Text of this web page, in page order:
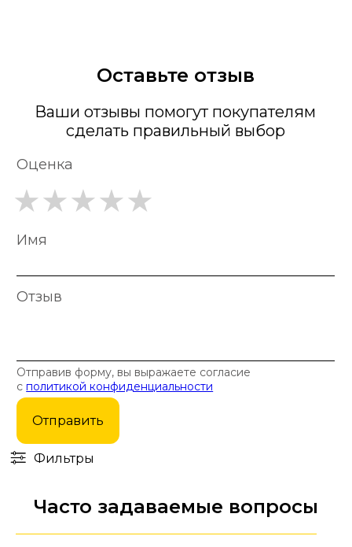
Оставьте отзыв
Ваши отзывы помогут покупателям
сделать правильный выбор
Оценка
Имя
Отзыв
Отправив форму, вы выражаете согласие
сполитикой конфиденциальности
Отправить
Фильтры
Часто задаваемые вопросы